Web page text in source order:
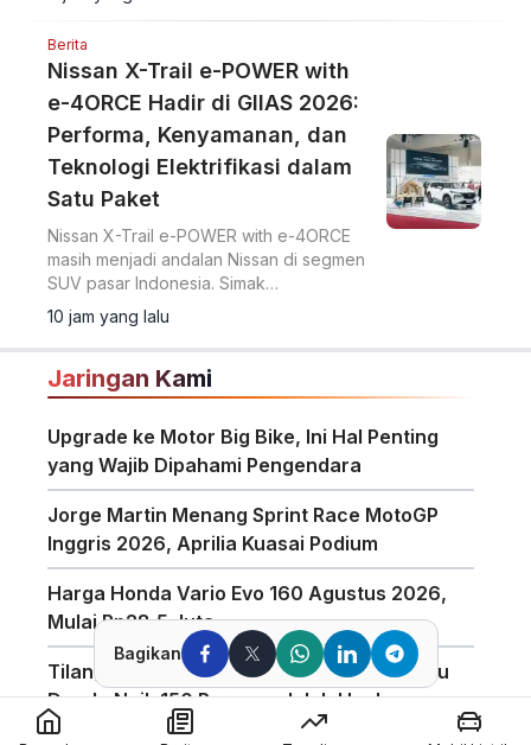
Berita
Nissan X-Trail e-POWER with
e-4ORCE Hadir di GIIAS 2026:
Performa, Kenyamanan, dan
Teknologi Elektrifikasi dalam
Satu Paket
Nissan X-Trail e-POWER with e-4ORCE
masih menjadi andalan Nissan di segmen
SUV pasar Indonesia. Simak
keunggulannya.
10 jam yang lalu
Jaringan Kami
Upgrade ke Motor Big Bike, Ini Hal Penting
yang Wajib Dipahami Pengendara
Jorge Martin Menang Sprint Race MotoGP
Inggris 2026, Aprilia Kuasai Podium
Harga Honda Vario Evo 160 Agustus 2026,
Mulai Rp28,5 Juta
Tilang Manual Berlaku? Polisi Tegaskan Isu
Denda Naik 150 Persen adalah Hoaks
Bagikan